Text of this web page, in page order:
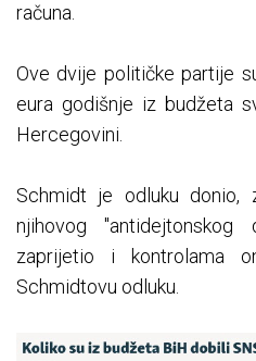
računa.
Ove dvije političke partije
eura godišnje iz budžeta
Hercegovini.
Schmidt je odluku donio,
njihovog
zaprijetio i kontrolama
Schmidtovu odluku.